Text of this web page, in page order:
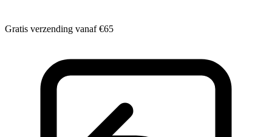
Gratis verzending vanaf€65